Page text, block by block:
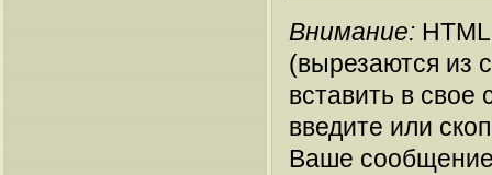
Внимание:
(вырезаются из
вставить в
введите или
Ваше